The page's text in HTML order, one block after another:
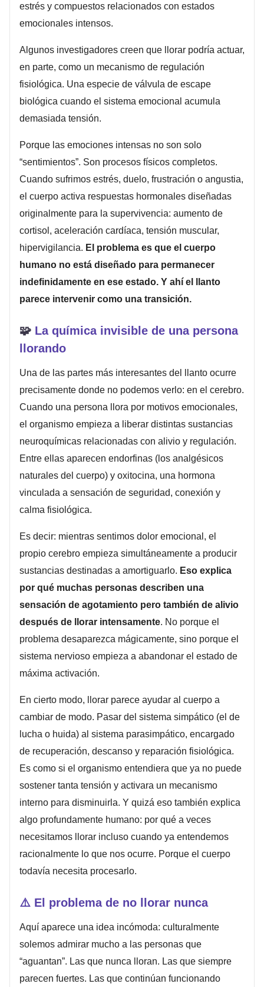
estrés y compuestos relacionados con estados
emocionales intensos.
Algunos investigadores creen que llorar podría actuar,
en parte, como un mecanismo de regulación
fisiológica. Una especie de válvula de escape
biológica cuando el sistema emocional acumula
demasiada tensión.
Porque las emociones intensas no son solo
“sentimientos”. Son procesos físicos completos.
Cuando sufrimos estrés, duelo, frustración o angustia,
el cuerpo activa respuestas hormonales diseñadas
originalmente para la supervivencia: aumento de
cortisol, aceleración cardíaca, tensión muscular,
hipervigilancia. El problema es que el cuerpo
humano no está diseñado para permanecer
indefinidamente en ese estado. Y ahí el llanto
parece intervenir como una transición.
🧩 La química invisible de una persona
llorando
Una de las partes más interesantes del llanto ocurre
precisamente donde no podemos verlo: en el cerebro.
Cuando una persona llora por motivos emocionales,
el organismo empieza a liberar distintas sustancias
neuroquímicas relacionadas con alivio y regulación.
Entre ellas aparecen endorfinas (los analgésicos
naturales del cuerpo) y oxitocina, una hormona
vinculada a sensación de seguridad, conexión y
calma fisiológica.
Es decir: mientras sentimos dolor emocional, el
propio cerebro empieza simultáneamente a producir
sustancias destinadas a amortiguarlo. Eso explica
por qué muchas personas describen una
sensación de agotamiento pero también de alivio
después de llorar intensamente. No porque el
problema desaparezca mágicamente, sino porque el
sistema nervioso empieza a abandonar el estado de
máxima activación.
En cierto modo, llorar parece ayudar al cuerpo a
cambiar de modo. Pasar del sistema simpático (el de
lucha o huida) al sistema parasimpático, encargado
de recuperación, descanso y reparación fisiológica.
Es como si el organismo entendiera que ya no puede
sostener tanta tensión y activara un mecanismo
interno para disminuirla. Y quizá eso también explica
algo profundamente humano: por qué a veces
necesitamos llorar incluso cuando ya entendemos
racionalmente lo que nos ocurre. Porque el cuerpo
todavía necesita procesarlo.
⚠️ El problema de no llorar nunca
Aquí aparece una idea incómoda: culturalmente
solemos admirar mucho a las personas que
“aguantan”. Las que nunca lloran. Las que siempre
parecen fuertes. Las que continúan funcionando